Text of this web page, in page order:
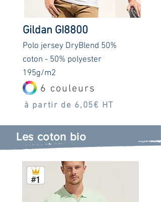
Gildan GI8800
Polo jersey DryBlend 50%
coton - 50% polyester
195g/m2
6 couleurs
à partir de 6,05€ HT
Les coton bio